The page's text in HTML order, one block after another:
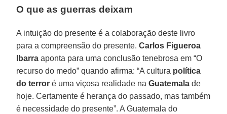
O que as guerras deixam
A intuição do presente é a colaboração deste livro
para a compreensão do presente.Carlos Figueroa
Ibarra aponta para uma conclusão tenebrosa em “O
recurso do medo” quando afirma: “A cultura política
do terror é uma viçosa realidade naGuatemala de
hoje. Certamente é herança do passado, mas também
é necessidade do presente”. A Guatemala do